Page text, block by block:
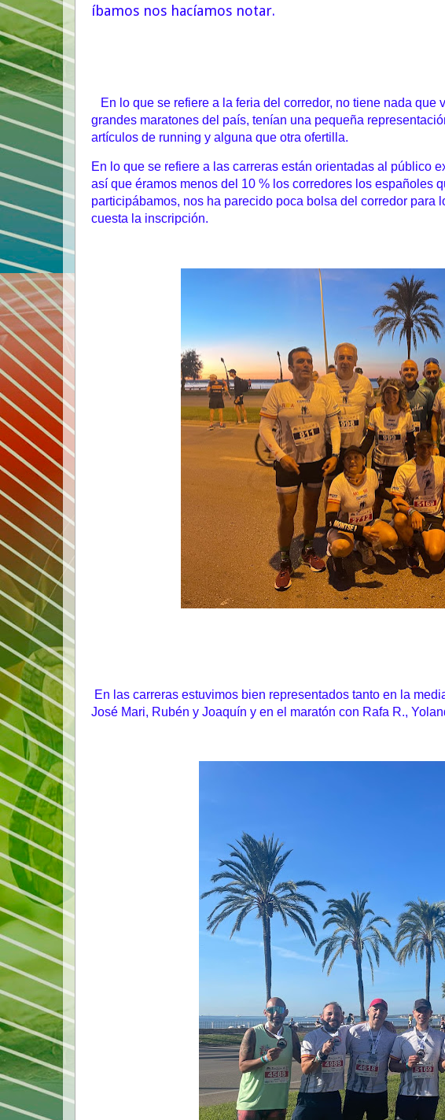
íbamos nos hacíamos notar.
En lo que se refiere a la feria del corredor, no tiene nada que
grandes maratones del país, tenían una pequeña
artículos de running y alguna que otra ofertilla.
En lo que se refiere a las carreras están orientadas al público
así que éramos menos del 10 % los corredores los españoles
participábamos, nos ha parecido poca bolsa del corredor para
cuesta la inscripción.
En las carreras estuvimos bien representados tanto en la
José Mari, Rubén y Joaquín y en el maratón con Rafa R.,